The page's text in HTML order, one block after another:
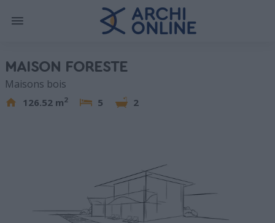
MAISON FORESTE
Maisons bois
126.52 m2 5 2